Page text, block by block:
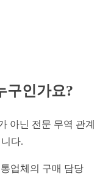
구인가요?
아닌 전문 무역 관계
다.
업체의 구매 담당